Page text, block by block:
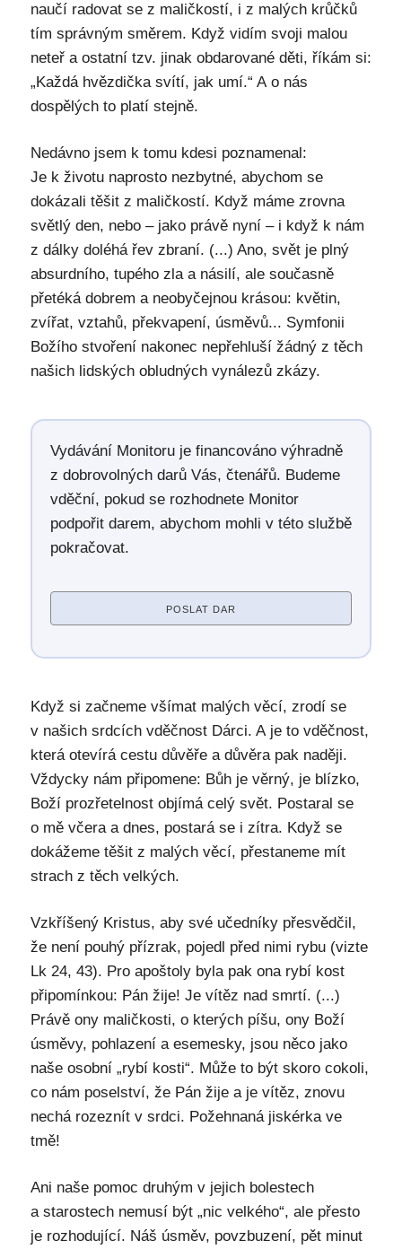
naučí radovat se z maličkostí, i z malých krůčků
tím správným směrem. Když vidím svoji malou
neteř a ostatní tzv. jinak obdarované děti, říkám si:
„Každá hvězdička svítí, jak umí.“ A o nás
dospělých to platí stejně.
Nedávno jsem k tomu kdesi poznamenal:
Je k životu naprosto nezbytné, abychom se
dokázali těšit z maličkostí. Když máme zrovna
světlý den, nebo – jako právě nyní – i když k nám
z dálky doléhá řev zbraní. (...) Ano, svět je plný
absurdního, tupého zla a násilí, ale současně
přetéká dobrem a neobyčejnou krásou: květin,
zvířat, vztahů, překvapení, úsměvů... Symfonii
Božího stvoření nakonec nepřehluší žádný z těch
našich lidských obludných vynálezů zkázy.
Vydávání Monitoru je financováno výhradně
z dobrovolných darů Vás, čtenářů. Budeme
vděční, pokud se rozhodnete Monitor
podpořit darem, abychom mohli v této službě
pokračovat.
POSLAT DAR
Když si začneme všímat malých věcí, zrodí se
v našich srdcích vděčnost Dárci. A je to vděčnost,
která otevírá cestu důvěře a důvěra pak naději.
Vždycky nám připomene: Bůh je věrný, je blízko,
Boží prozřetelnost objímá celý svět. Postaral se
o mě včera a dnes, postará se i zítra. Když se
dokážeme těšit z malých věcí, přestaneme mít
strach z těch velkých.
Vzkříšený Kristus, aby své učedníky přesvědčil,
že není pouhý přízrak, pojedl před nimi rybu (vizte
Lk 24, 43). Pro apoštoly byla pak ona rybí kost
připomínkou: Pán žije! Je vítěz nad smrtí. (...)
Právě ony maličkosti, o kterých píšu, ony Boží
úsměvy, pohlazení a esemesky, jsou něco jako
naše osobní „rybí kosti“. Může to být skoro cokoli,
co nám poselství, že Pán žije a je vítěz, znovu
nechá rozeznít v srdci. Požehnaná jiskérka ve
tmě!
Ani naše pomoc druhým v jejich bolestech
a starostech nemusí být „nic velkého“, ale přesto
je rozhodující. Náš úsměv, povzbuzení, pět minut